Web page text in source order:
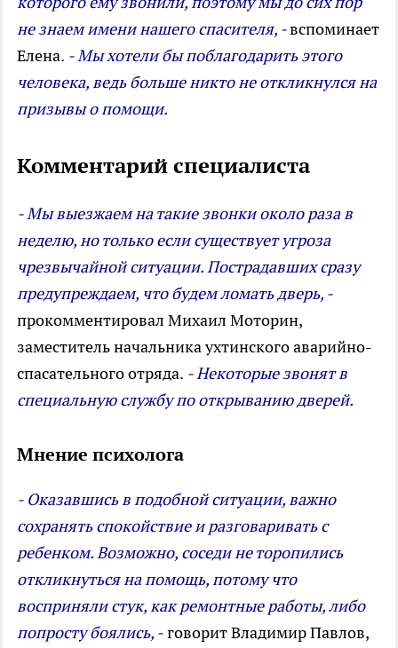
не знаем имени нашего спасителя, -вспоминает
Елена. - Мы хотели бы поблагодарить этого
человека, ведь больше никто не откликнулся на
призывы о помощи.
Комментарий специалиста
- Мы выезжаем на такие звонки около раза в
неделю, но только если существует угроза
чрезвычайной ситуации. Пострадавших сразу
предупреждаем, что будем ломать дверь, -
прокомментировал Михаил Моторин,
заместитель начальника ухтинского аварийно­-
спасательного отряда. - Некоторые звонят в
специальную службу по открыванию дверей.
Мнение психолога
- Оказавшись в подобной ситуации, важно
сохранять спокойствие и разговаривать с
ребенком. Возможно, соседи не торопились
откликнуться на помощь, потому что
восприняли стук, как ремонтные работы, либо
попросту боялись, -говорит Владимир Павлов,